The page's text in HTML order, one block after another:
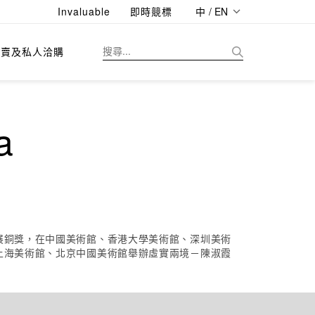
Invaluable 即時競標 中 / EN
及私人洽購
獎，在中國美術館、香港大學美術館、深圳美術
美術館、北京中國美術館舉辦虛實兩境－陳淑霞